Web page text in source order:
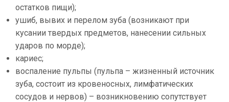
остатков пищи);
ушиб, вывих и перелом зуба (возникают при
кусании твердых предметов, нанесении сильных
ударов по морде);
кариес;
воспаление пульпы (пульпа – жизненный источник
зуба, состоит из кровеносных, лимфатических
сосудов и нервов) – возникновению сопутствует